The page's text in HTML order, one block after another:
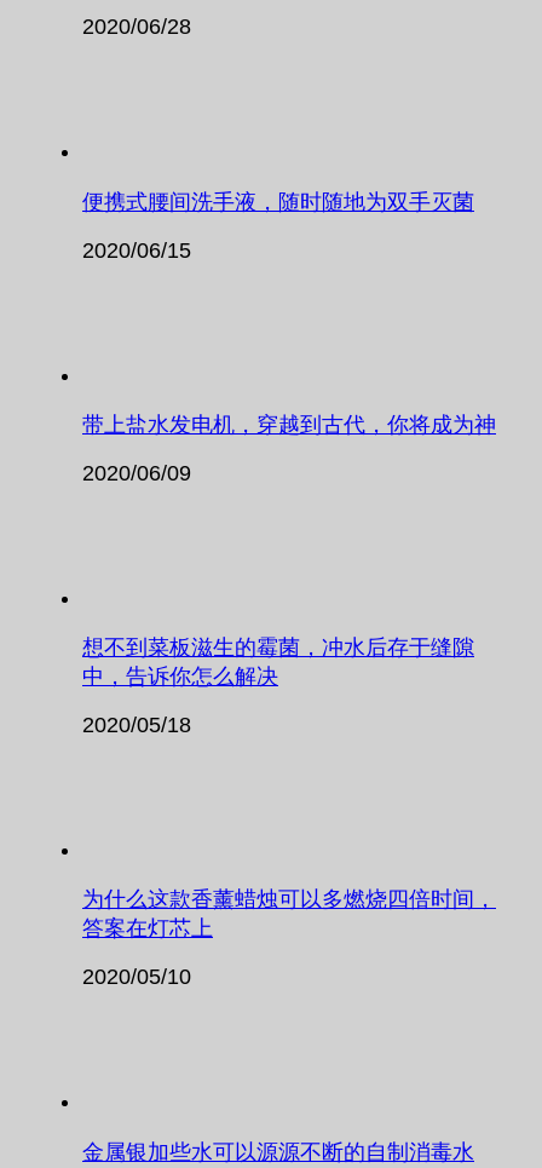
2020/06/28
便携式腰间洗手液，随时随地为双手灭菌
2020/06/15
带上盐水发电机，穿越到古代，你将成为神
2020/06/09
想不到菜板滋生的霉菌，冲水后存于缝隙
中，告诉你怎么解决
2020/05/18
为什么这款香薰蜡烛可以多燃烧四倍时间，
答案在灯芯上
2020/05/10
金属银加些水可以源源不断的自制消毒水